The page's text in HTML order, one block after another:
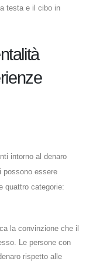
testa e il cibo in
intorno al denaro
possono essere
quattro categorie:
la convinzione che il
Le persone con
rispetto alle